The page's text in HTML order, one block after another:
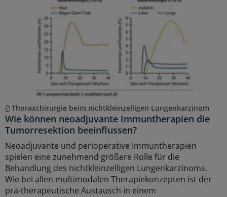
Thoraxchirurgie beim nichtkleinzelligen Lungenkarzinom
Wie können neoadjuvante Immuntherapien die
Tumorresektion beeinflussen?
Neoadjuvante und perioperative Immuntherapien
spielen eine zunehmend größere Rolle für die
Behandlung des nichtkleinzelligen Lungenkarzinoms.
Wie bei allen multimodalen Therapiekonzepten ist der
prä-therapeutische Austausch in einem